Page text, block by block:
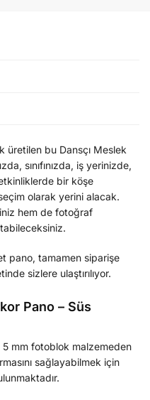
üretilen bu Dansçı Meslek
sınıfınızda, iş yerinizde,
bir köşe
olarak yerini alacak.
hem de fotoğraf
pano, tamamen siparişe
sizlere ulaştırılıyor.
Pano – Süs
mm fotoblok malzemeden
sağlayabilmek için